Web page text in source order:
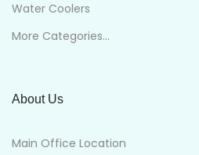
Water Coolers
More Categories...
About Us
Main Office Location